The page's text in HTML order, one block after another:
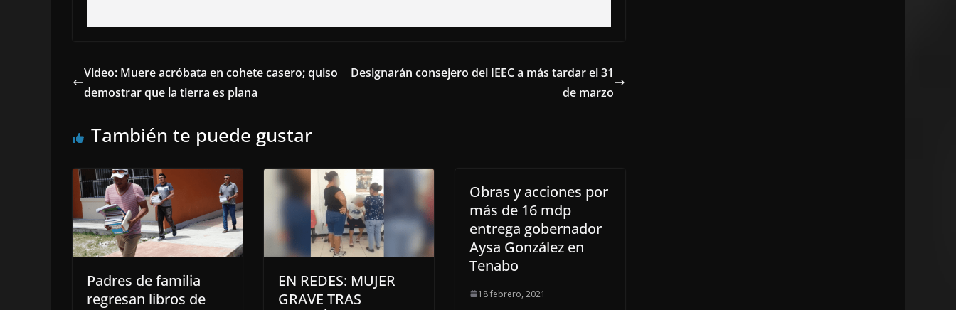
Video: Muere acróbata en cohete casero; quiso
demostrar que la tierra es plana
Designarán consejero del IEEC a más tardar el 31
de marzo
También te puede gustar
Padres de familia
regresan libros de
EN REDES: MUJER
GRAVE TRAS
Obras y acciones por
más de 16 mdp
entrega gobernador
Aysa González en
Tenabo
18 febrero, 2021